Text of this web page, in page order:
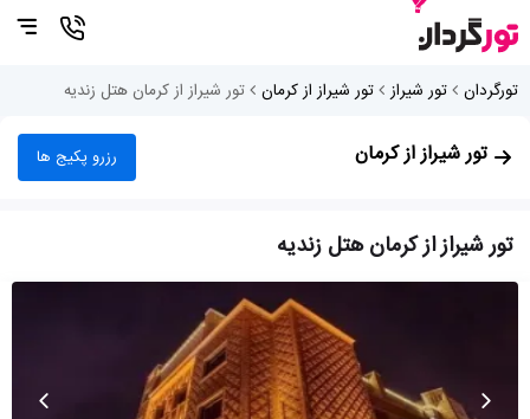
تورگردان تور شیراز تور شیراز از کرمان تور شیراز از کرمان هتل زندیه
تور شیراز از کرمان رزرو پکیج ها
تور شیراز از کرمان هتل زندیه